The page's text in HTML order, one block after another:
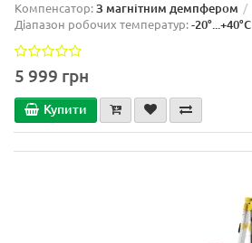
Компенсатор:З магнітним демпфером
Діапазон робочих температур:-20°...+40°C
5 999 грн
Купити